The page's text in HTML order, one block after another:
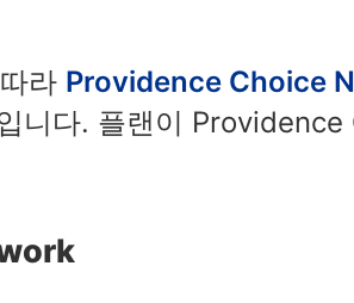
라 Providence Choice
니다. 플랜이